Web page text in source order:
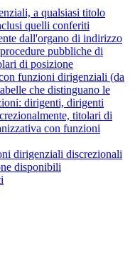
a qualsiasi titolo
quelli conferiti
dall'organo di indirizzo
pubbliche di
di posizione
funzioni dirigenziali (da
che distinguano le
dirigenti, dirigenti
titolari di
con funzioni
dirigenziali discrezionali
disponibili